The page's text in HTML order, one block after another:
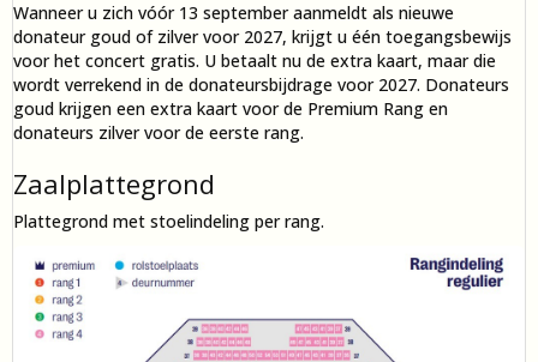
Wanneer u zich vóór 13 september aanmeldt als nieuwe
donateur goud of zilver voor 2027, krijgt u één toegangsbewijs
voor het concert gratis. U betaalt nu de extra kaart, maar die
wordt verrekend in de donateursbijdrage voor 2027. Donateurs
goud krijgen een extra kaart voor de Premium Rang en
donateurs zilver voor de eerste rang.
Zaalplattegrond
Plattegrond met stoelindeling per rang.